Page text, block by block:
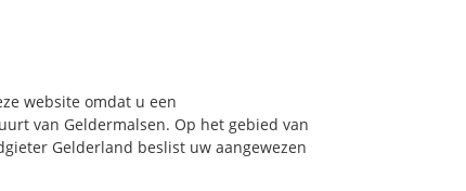
website omdat u een
van Geldermalsen. Op het gebied van
Gelderland beslist uw aangewezen